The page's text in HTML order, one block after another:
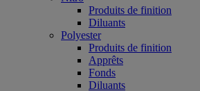
Produits de finition
Diluants
Polyester
Produits de finition
Apprêts
Fonds
Diluants